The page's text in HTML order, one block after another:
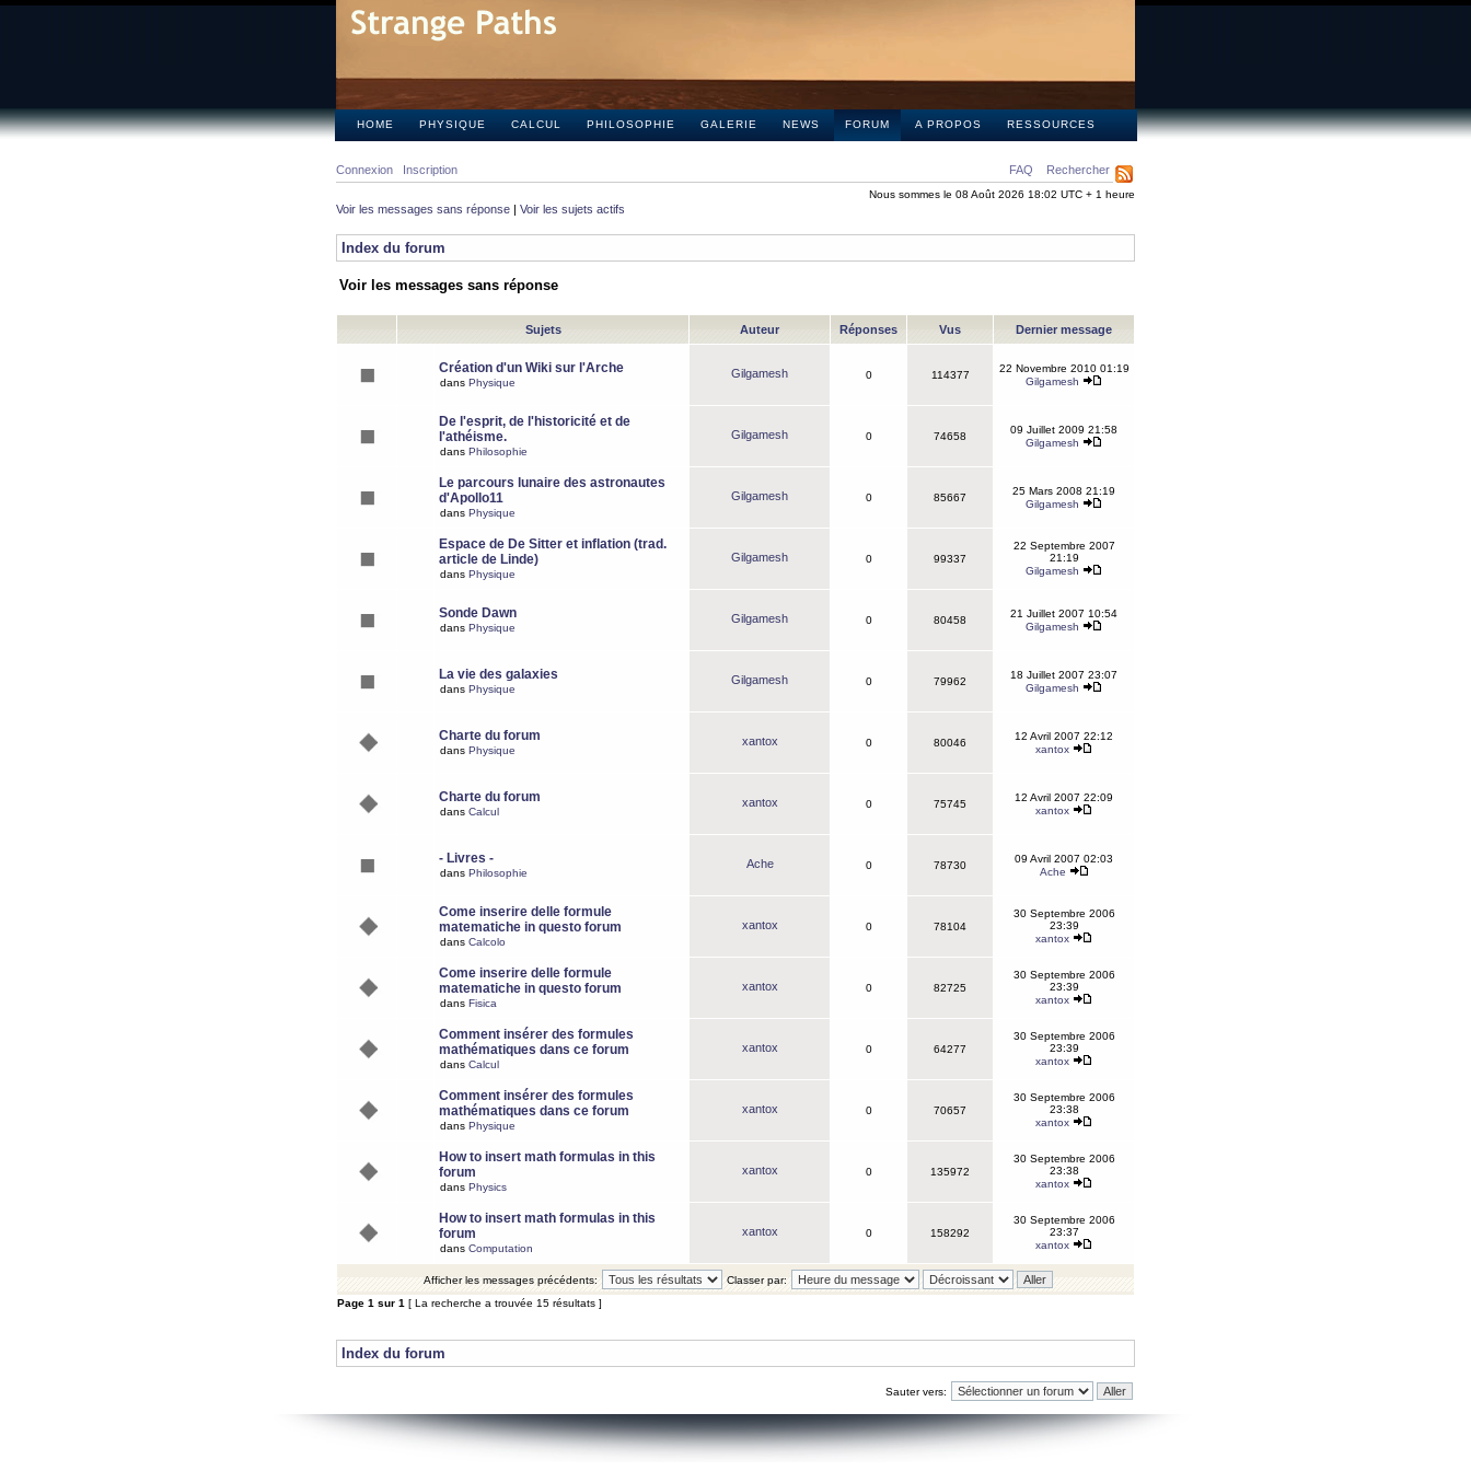
HOME PHYSIQUE CALCUL PHILOSOPHIE GALERIE NEWS FORUM A PROPOS RESSOURCES
FAQ Rechercher
Connexion Inscription
Nous sommes le 08 Août 2026 18:02 UTC + 1 heure
Voir les messages sans réponse | Voir les sujets actifs
Index du forum
Voir les messages sans réponse
Sujets Auteur Réponses Vus Dernier message
Création d'un Wiki sur l'Arche
dans Physique
Gilgamesh 0 114377
22 Novembre 2010 01:19
Gilgamesh
De l'esprit, de l'historicité et de
l'athéisme.
dans Philosophie
Gilgamesh 0 74658
09 Juillet 2009 21:58
Gilgamesh
Le parcours lunaire des astronautes
d'Apollo11
dans Physique
Gilgamesh 0 85667
25 Mars 2008 21:19
Gilgamesh
Espace de De Sitter et inflation (trad.
article de Linde)
dans Physique
Gilgamesh 0 99337
22 Septembre 2007
21:19
Gilgamesh
Sonde Dawn
dans Physique
Gilgamesh 0 80458
21 Juillet 2007 10:54
Gilgamesh
La vie des galaxies
dans Physique
Gilgamesh 0 79962
18 Juillet 2007 23:07
Gilgamesh
Charte du forum
dans Physique
xantox 0 80046
12 Avril 2007 22:12
xantox
Charte du forum
dans Calcul
xantox 0 75745
12 Avril 2007 22:09
xantox
- Livres -
dans Philosophie
Ache 0 78730
09 Avril 2007 02:03
Ache
Come inserire delle formule
matematiche in questo forum
dans Calcolo
xantox 0 78104
30 Septembre 2006
23:39
xantox
Come inserire delle formule
matematiche in questo forum
dans Fisica
xantox 0 82725
30 Septembre 2006
23:39
xantox
Comment insérer des formules
mathématiques dans ce forum
dans Calcul
xantox 0 64277
30 Septembre 2006
23:39
xantox
Comment insérer des formules
mathématiques dans ce forum
dans Physique
xantox 0 70657
30 Septembre 2006
23:38
xantox
How to insert math formulas in this
forum
dans Physics
xantox 0 135972
30 Septembre 2006
23:38
xantox
How to insert math formulas in this
forum
dans Computation
xantox 0 158292
30 Septembre 2006
23:37
xantox
Afficher les messages précédents:
Classer par:
Page 1 sur 1 [ La recherche a trouvée 15 résultats ]
Index du forum
Sauter vers: